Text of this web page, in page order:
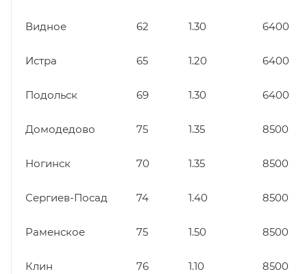
Видное 62 1.30 6400
Истра 65 1.20 6400
Подольск 69 1.30 6400
Домодедово 75 1.35 8500
Ногинск 70 1.35 8500
Сергиев-Посад 74 1.40 8500
Раменское 75 1.50 8500
Клин 76 1.10 8500